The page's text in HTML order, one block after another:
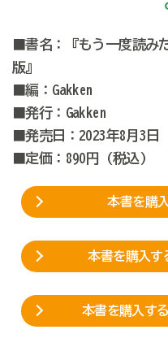
■書名：『もう一度読み
版』
■編：Gakken
■発行：Gakken
■発売日：2023年8月3日
■定価：890円 (税込)
本書を購入
本書を購入す
本書を購入す